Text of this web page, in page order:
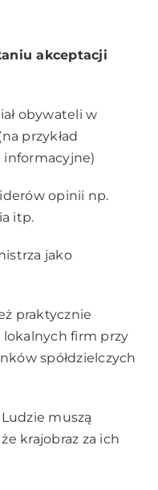
akceptacji
obywateli w
przykład
informacyjne)
opinii np.
itp.
jako
praktycznie
lokalnych firm przy
spółdzielczych
muszą
krajobraz za ich